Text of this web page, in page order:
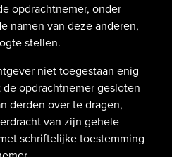
opdrachtnemer, onder
namen van deze anderen,
stellen.
niet toegestaan enig
opdrachtnemer gesloten
derden over te dragen,
van zijn gehele
schriftelijke toestemming